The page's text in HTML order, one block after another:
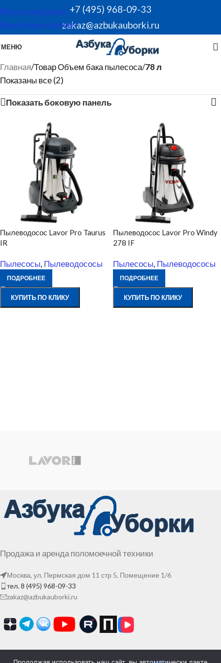
Skip to navigation
Skip to main content
+7 (495) 968-09-33
zakaz@azbukauborki.ru
МЕНЮ
Главная/Товар Объем бака пылесоса/78 л
Показаны все (2)
Показать боковую панель
Пылеводосос Lavor Pro Taurus
IR
Пылесосы, Пылеводососы
ПОДРОБНЕЕ
КУПИТЬ ПО КЛИКУ
Пылеводосос Lavor Pro Windy
278 IF
Пылесосы, Пылеводососы
ПОДРОБНЕЕ
КУПИТЬ ПО КЛИКУ
Продажа и аренда поломоечной техники
Москва, ул. Пермская дом 11 стр 5, Помещение 1/6
тел. 8 (495) 968-09-33
zakaz@azbukauborki.ru